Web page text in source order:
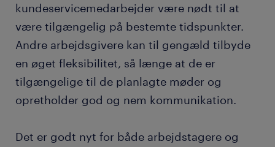
kundeservicemedarbejder være nødt til at
være tilgængelig på bestemte tidspunkter.
Andre arbejdsgivere kan til gengæld tilbyde
en øget fleksibilitet, så længe at de er
tilgængelige til de planlagte møder og
opretholder god og nem kommunikation.
Det er godt nyt for både arbejdstagere og